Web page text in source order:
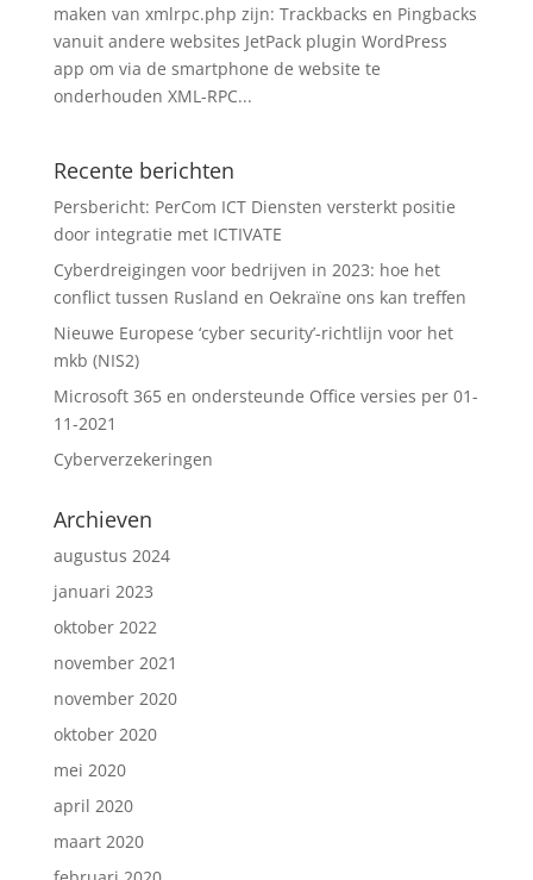
maken van xmlrpc.php zijn: Trackbacks en Pingbacks
vanuit andere websites JetPack plugin WordPress
app om via de smartphone de website te
onderhouden XML-RPC...
Recente berichten
Persbericht: PerCom ICT Diensten versterkt positie
door integratie met ICTIVATE
Cyberdreigingen voor bedrijven in 2023: hoe het
conflict tussen Rusland en Oekraïne ons kan treffen
Nieuwe Europese ‘cyber security’-richtlijn voor het
mkb (NIS2)
Microsoft 365 en ondersteunde Office versies per 01-
11-2021
Cyberverzekeringen
Archieven
augustus 2024
januari 2023
oktober 2022
november 2021
november 2020
oktober 2020
mei 2020
april 2020
maart 2020